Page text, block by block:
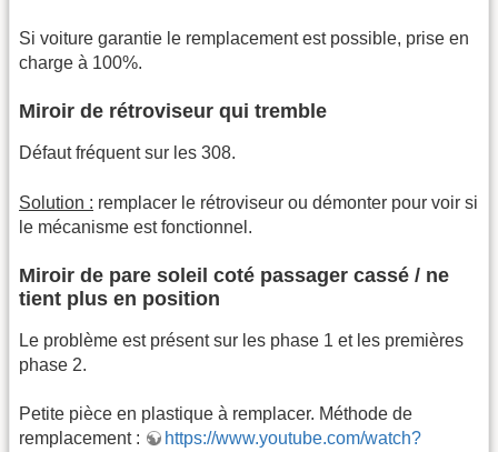
Si voiture garantie le remplacement est possible, prise en
charge à 100%.
Miroir de rétroviseur qui tremble
Défaut fréquent sur les 308.
Solution : remplacer le rétroviseur ou démonter pour voir si
le mécanisme est fonctionnel.
Miroir de pare soleil coté passager cassé / ne
tient plus en position
Le problème est présent sur les phase 1 et les premières
phase 2.
Petite pièce en plastique à remplacer. Méthode de
remplacement :
https://www.youtube.com/watch?